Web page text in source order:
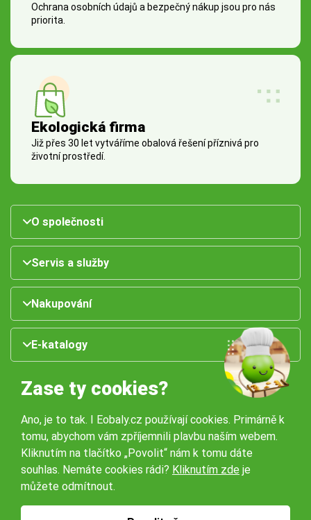
Ochrana osobních údajů a bezpečný nákup jsou pro nás
priorita.
Ekologická firma
Již přes 30 let vytváříme obalová řešení příznivá pro
životní prostředí.
O společnosti
Servis a služby
Nakupování
E-katalogy
Naše pobočky:
Obchodní podmínky
Zase ty cookies?
Ano, je to tak. I Eobaly.cz používají cookies. Primárně k
tomu, abychom vám zpříjemnili plavbu naším webem.
Kliknutím na tlačítko „Povolit“ nám k tomu dáte
souhlas. Nemáte cookies rádi? Kliknutím zde je
můžete odmítnout.